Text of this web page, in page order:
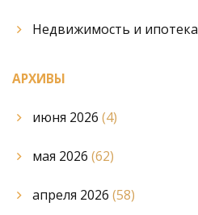
Недвижимость и ипотека
АРХИВЫ
июня 2026 (4)
мая 2026 (62)
апреля 2026 (58)